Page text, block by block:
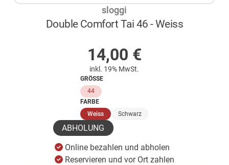
sloggi
Double Comfort Tai 46 - Weiss
14,00 €
inkl. 19% MwSt.
GRÖSSE
44
FARBE
Weiss(ausgewählt)
Schwarz
ABHOLUNG
Online bezahlen und abholen
Reservieren und vor Ort zahlen